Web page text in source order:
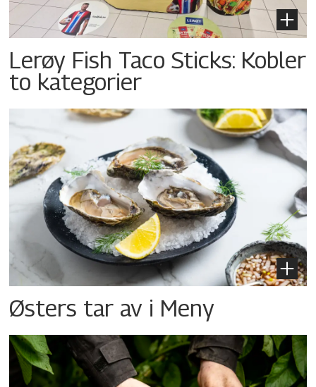
Lerøy Fish Taco Sticks: Kobler
to kategorier
Østers tar av i Meny